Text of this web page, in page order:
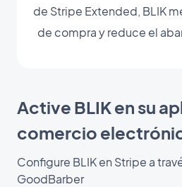
de Stripe Extended, BLIK
de compra y reduce el
Active BLIK en su
comercio
Configure BLIK en Stripe a
GoodBarber